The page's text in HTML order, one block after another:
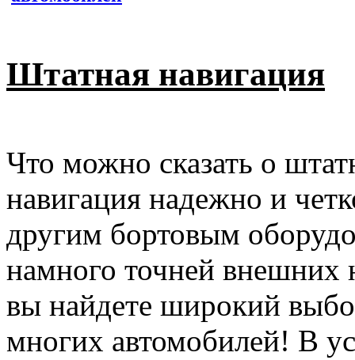
Штатная навигация
Что можно сказать о
навигация надежно и
другим бортовым
намного точней внешних
вы найдете широкий
многих автомобилей! В